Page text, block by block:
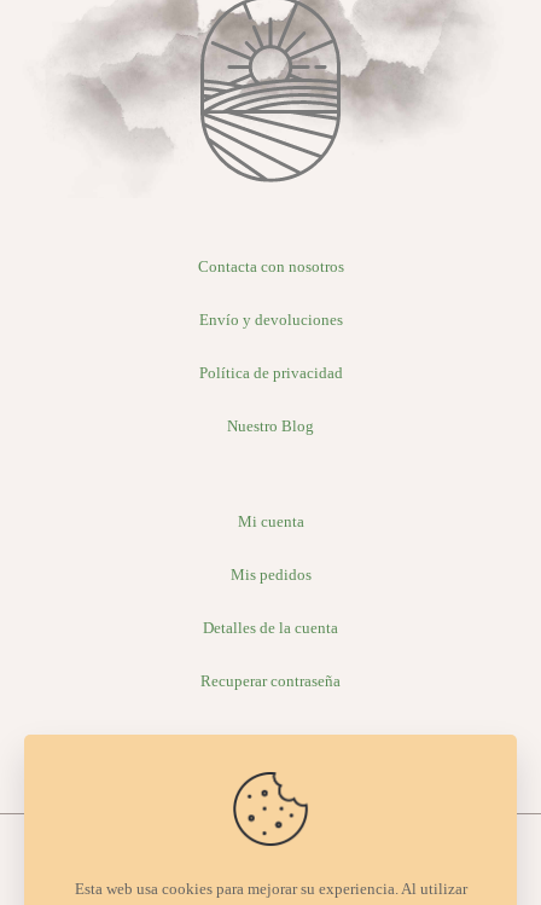
Contacta con nosotros
Envío y devoluciones
Política de privacidad
Nuestro Blog
Mi cuenta
Mis pedidos
Detalles de la cuenta
Recuperar contraseña
Esta web usa cookies para mejorar su experiencia. Al utilizar